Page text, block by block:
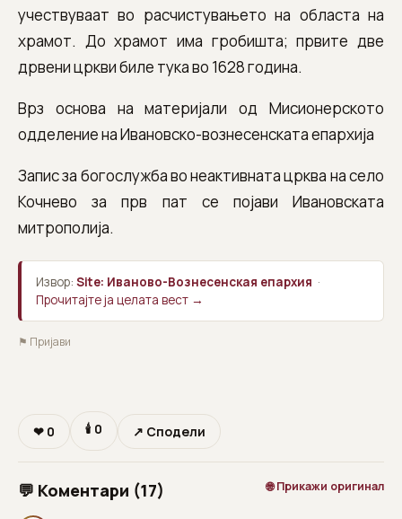
учествуваат во расчистувањето на областа на
храмот. До храмот има гробишта; првите две
дрвени цркви биле тука во 1628 година.
Врз основа на материјали од Мисионерското
одделение на Ивановско-вознесенската епархија
Запис за богослужба во неактивната црква на село
Кочнево за прв пат се појави Ивановската
митрополија.
Извор: Site: Иваново-Вознесенская епархия ·
Прочитајте ја целата вест →
⚑ Пријави
❤ 0 🕯 0 ↗ Сподели
💬 Коментари (17) 🌐 Прикажи оригинал